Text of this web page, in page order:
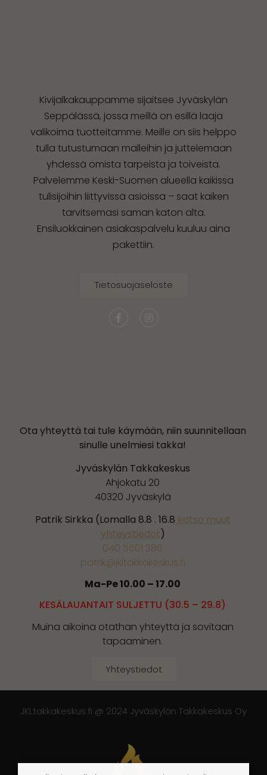
Kivijalkakauppamme sijaitsee Jyväskylän
Seppälässä, jossa meillä on esillä laaja
valikoima tuotteitamme. Meille on siis helppo
tulla tutustumaan malleihin ja juttelemaan
yhdessä omista tarpeista ja toiveista.
Palvelemme Keski-Suomen alueella kaikissa
tulisijoihin liittyvissä asioissa – saat kaiken
tarvitsemasi saman katon alta.
Ensiluokkainen asiakaspalvelu kuuluu aina
pakettiin.
Tietosuojaseloste
Ota yhteyttä tai tule käymään, niin suunnitellaan
sinulle unelmiesi takka!
Jyväskylän Takkakeskus
Ahjokatu 20
40320 Jyväskylä
Patrik Sirkka (Lomalla 8.8 . 16.8 katso muut
yhteystiedot)
040 5601 386
patrik@jkltakkakeskus.fi
Ma-Pe 10.00 – 17.00
KESÄLAUANTAIT SULJETTU (30.5 – 29.8)
Muina aikoina otathan yhteyttä ja sovitaan
tapaaminen.
Yhteystiedot
JKLtakkakeskus.fi @ 2024 Jyväskylän Takkakeskus Oy